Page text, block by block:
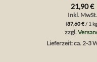
Bewertet
mit
von
5
21,90€
Inkl. MwSt.
(87,60€/ 1
zzgl.
Lieferzeit: ca. 2-3